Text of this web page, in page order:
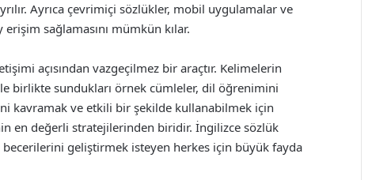
Ayrıca çevrimiçi sözlükler, mobil uygulamalar ve
sağlamasını mümkün kılar.
açısından vazgeçilmez bir araçtır. Kelimelerin
birlikte sundukları örnek cümleler, dil öğrenimini
kavramak ve etkili bir şekilde kullanabilmek için
en değerli stratejilerinden biridir. İngilizce sözlük
geliştirmek isteyen herkes için büyük fayda